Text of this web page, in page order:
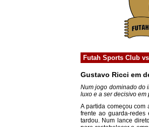
Futah Sports Club vs
Gustavo Ricci em
Num jogo dominado do
luxo e a ser decisivo em
A partida começou
frente ao guarda-redes
tardou. Num lance